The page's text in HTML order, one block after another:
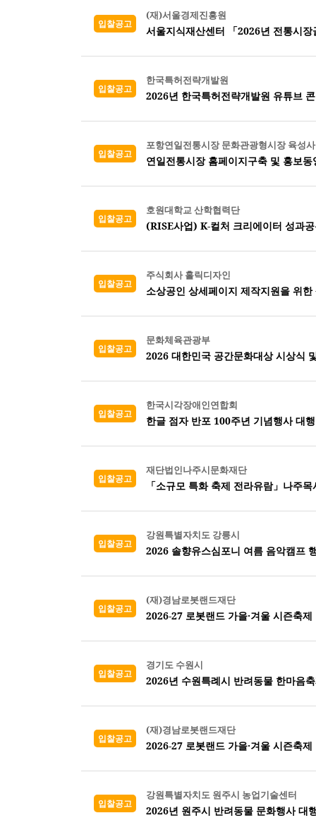
입찰공고
(재)서울경제진흥원
입찰공고
한국특허전략개발원
2026년 한국특허전략개발원 유튜브
입찰공고
포항연일전통시장 문화관광형시장 육성
연일전통시장 홈페이지구축 및 홍보동
입찰공고
호원대학교 산학협력단
입찰공고
주식회사 홀릭디자인
소상공인 상세페이지 제작지원을 위
입찰공고
문화체육관광부
2026 대한민국 공간문화대상 시상식
입찰공고
한국시각장애인연합회
한글 점자 반포 100주년 기념행사 대
입찰공고
재단법인나주시문화재단
「소규모 특화 축제 전라유람」나주
입찰공고
강원특별자치도 강릉시
2026 솔향유스심포니 여름 음악캠프
입찰공고
(재)경남로봇랜드재단
2026-27 로봇랜드 가을·겨울 시즌축
입찰공고
경기도 수원시
2026년 수원특례시 반려동물 한마음
입찰공고
(재)경남로봇랜드재단
2026-27 로봇랜드 가을·겨울 시즌축
입찰공고
강원특별자치도 원주시 농업기술센터
2026년 원주시 반려동물 문화행사 대